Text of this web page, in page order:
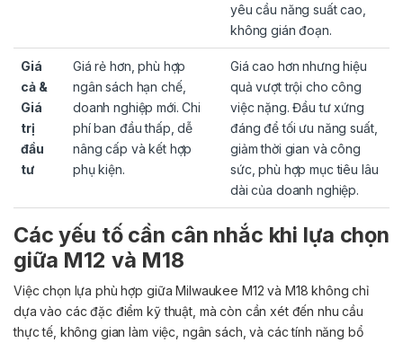
yêu cầu năng suất cao,
không gián đoạn.
Giá
cả &
Giá
trị
đầu
tư
Giá rẻ hơn, phù hợp
ngân sách hạn chế,
doanh nghiệp mới. Chi
phí ban đầu thấp, dễ
nâng cấp và kết hợp
phụ kiện.
Giá cao hơn nhưng hiệu
quả vượt trội cho công
việc nặng. Đầu tư xứng
đáng để tối ưu năng suất,
giảm thời gian và công
sức, phù hợp mục tiêu lâu
dài của doanh nghiệp.
Các yếu tố cần cân nhắc khi lựa chọn
giữa M12 và M18
Việc chọn lựa phù hợp giữa Milwaukee M12 và M18 không chỉ
dựa vào các đặc điểm kỹ thuật, mà còn cần xét đến nhu cầu
thực tế, không gian làm việc, ngân sách, và các tính năng bổ